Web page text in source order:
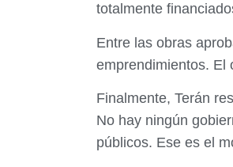
totalmente
Entre las obras
emprendimientos. El
Finalmente, Terán
No hay ningún
públicos. Ese es el